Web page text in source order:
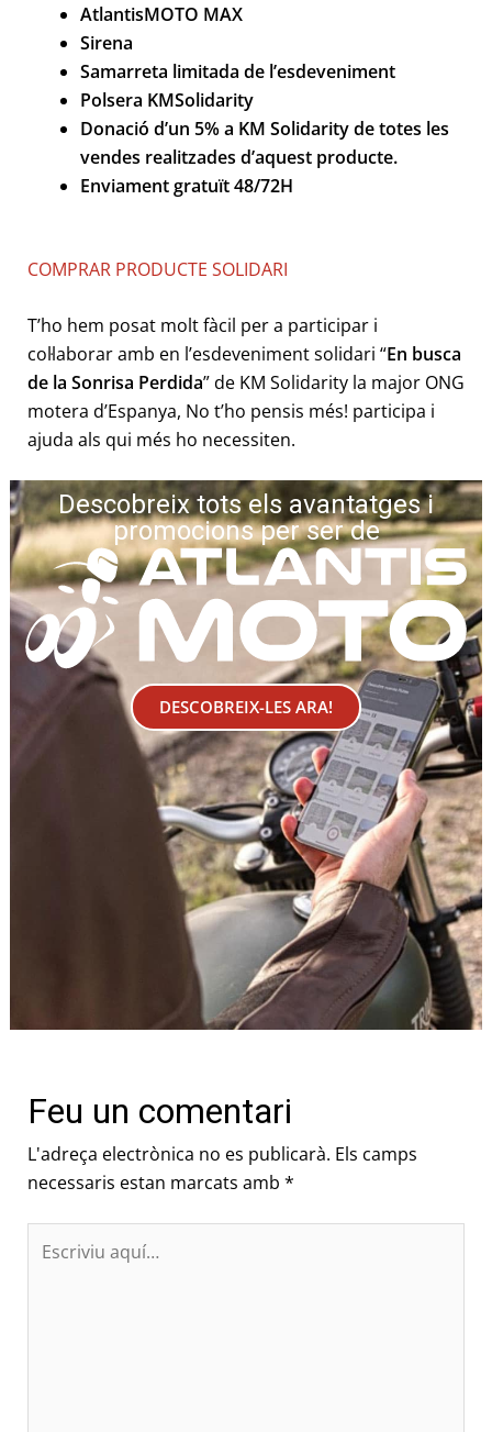
AtlantisMOTO MAX
Sirena
Samarreta limitada de l’esdeveniment
Polsera KMSolidarity
Donació d’un 5% a KM Solidarity de totes les
vendes realitzades d’aquest producte.
Enviament gratuït 48/72H
COMPRAR PRODUCTE SOLIDARI
T’ho hem posat molt fàcil per a participar i
col·laborar amb en l’esdeveniment solidari “En busca
de la Sonrisa Perdida” de KM Solidarity la major ONG
motera d’Espanya, No t’ho pensis més! participa i
ajuda als qui més ho necessiten.
Descobreix tots els avantatges i
promocions per ser de
DESCOBREIX-LES ARA!
Feu un comentari
L'adreça electrònica no es publicarà. Els camps
necessaris estan marcats amb *
aquí…